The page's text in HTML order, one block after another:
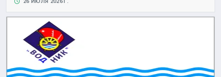
26 ИЮЛЯ 2026 Г.